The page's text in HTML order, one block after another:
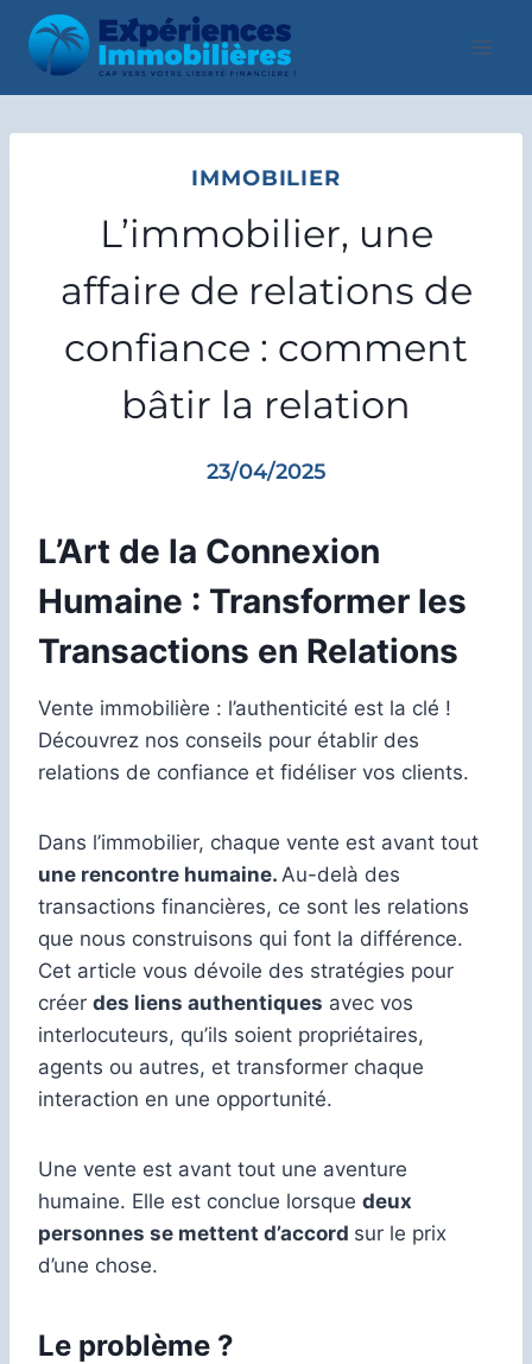
Aller
contenu
IMMOBILIER
L’immobilier, une
affaire de relations de
confiance : comment
bâtir la relation
23/04/2025
L’Art de la Connexion
Humaine : Transformer les
Transactions en Relations
Vente immobilière : l’authenticité est la clé !
Découvrez nos conseils pour établir des
relations de confiance et fidéliser vos clients.
Dans l’immobilier, chaque vente est avant tout
une rencontre humaine. Au-delà des
transactions financières, ce sont les relations
que nous construisons qui font la différence.
Cet article vous dévoile des stratégies pour
créer des liens authentiques avec vos
interlocuteurs, qu’ils soient propriétaires,
agents ou autres, et transformer chaque
interaction en une opportunité.
Une vente est avant tout une aventure
humaine. Elle est conclue lorsque deux
personnes se mettent d’accord sur le prix
d’une chose.
Le problème ?